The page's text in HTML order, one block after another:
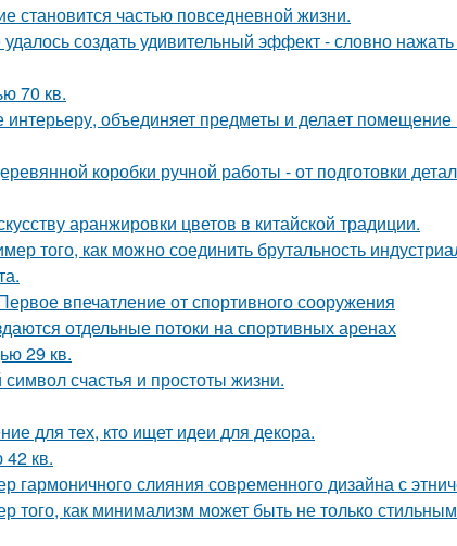
становится частью повседневной жизни.
создать удивительный эффект - словно
70 кв.
интерьеру, объединяет предметы и делает
коробки ручной работы - от подготовки
аранжировки цветов в китайской традиции.
того, как можно соединить брутальность
впечатление от спортивного сооружения
отдельные потоки на спортивных аренах
29 кв.
счастья и простоты жизни.
для тех, кто ищет идеи для декора.
кв.
гармоничного слияния современного дизайна с
того, как минимализм может быть не только